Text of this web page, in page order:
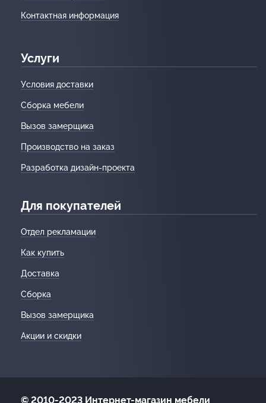
Контактная информация
Услуги
Условия доставки
Сборка мебели
Вызов замерщика
Производство на заказ
Разработка дизайн-проекта
Для покупателей
Отдел рекламации
Как купить
Доставка
Сборка
Вызов замерщика
Акции и скидки
© 2010-2023 Интернет-магазин мебели